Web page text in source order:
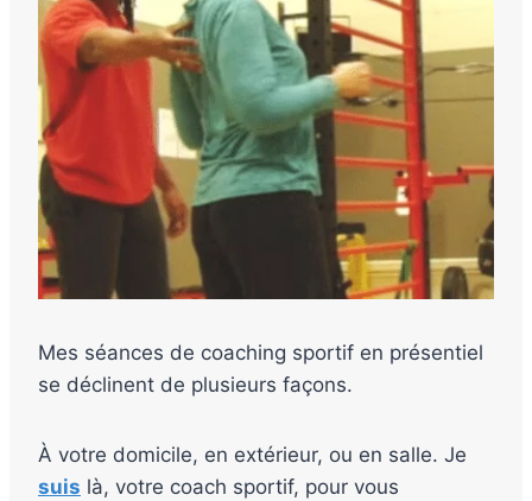
Mes séances de coaching sportif en présentiel
se déclinent de plusieurs façons.
À votre domicile, en extérieur, ou en salle. Je
suis là, votre coach sportif, pour vous